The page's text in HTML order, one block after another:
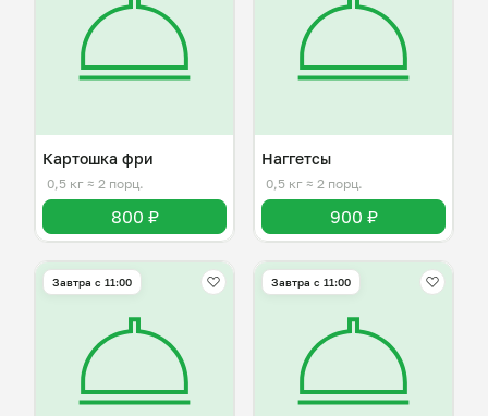
Картошка фри
0,5 кг ≈ 2 порц.
800 ₽
Наггетсы
0,5 кг ≈ 2 порц.
900 ₽
Завтра c 11:00 Завтра c 11:00